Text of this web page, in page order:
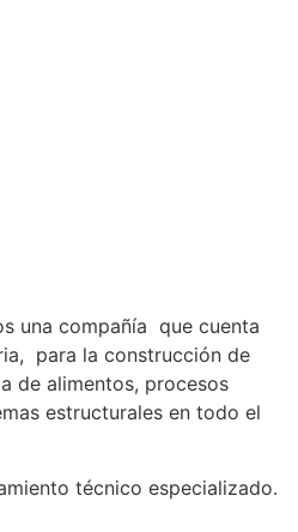
una compañía que cuenta
para la construcción de
de alimentos, procesos
estructurales en todo el
técnico especializado.